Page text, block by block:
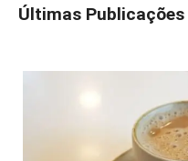
Últimas Publicações